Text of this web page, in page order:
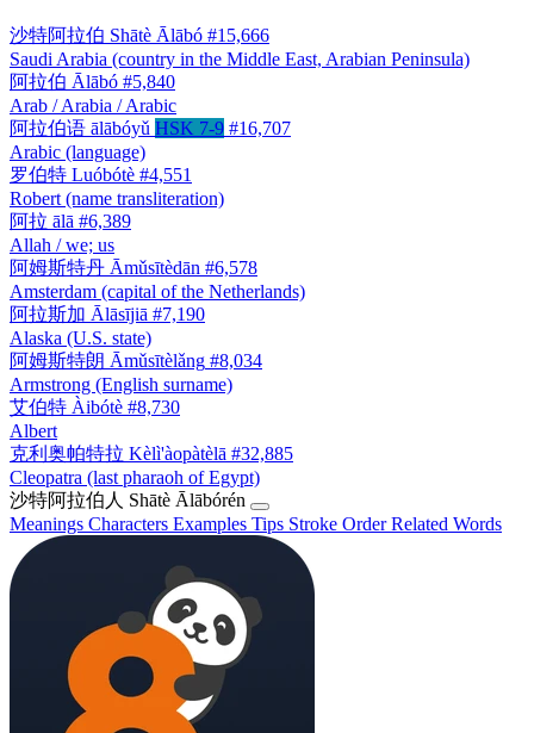
沙特阿拉伯 Shātè Ālābó #15,666
Saudi Arabia (country in the Middle East, Arabian Peninsula)
阿拉伯 Ālābó #5,840
Arab / Arabia / Arabic
阿拉伯语 ālābóyǔ HSK 7-9 #16,707
Arabic (language)
罗伯特 Luóbótè #4,551
Robert (name transliteration)
阿拉 ālā #6,389
Allah / we; us
阿姆斯特丹 Āmǔsītèdān #6,578
Amsterdam (capital of the Netherlands)
阿拉斯加 Ālāsījiā #7,190
Alaska (U.S. state)
阿姆斯特朗 Āmǔsītèlǎng #8,034
Armstrong (English surname)
艾伯特 Àibótè #8,730
Albert
克利奥帕特拉 Kèlì'àopàtèlā #32,885
Cleopatra (last pharaoh of Egypt)
沙特阿拉伯人 Shātè Ālābórén
Meanings Characters Examples Tips Stroke OrderRelated Words